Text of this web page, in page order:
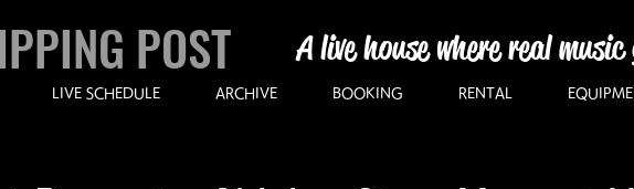
POST A live house where real
LIVE SCHEDULE ARCHIVE BOOKING RENTAL